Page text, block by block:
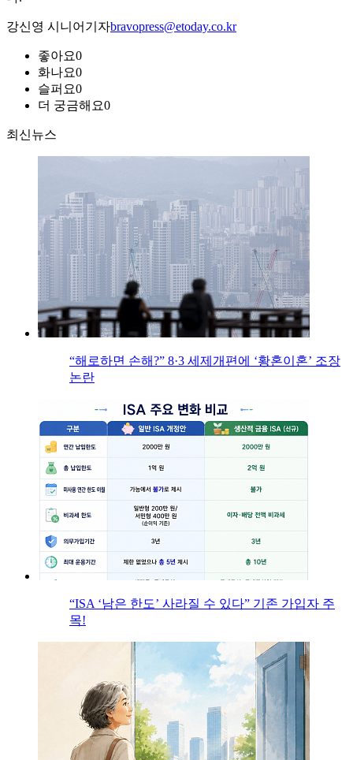
강신영 시니어기자bravopress@etoday.co.kr
좋아요0
화나요0
슬퍼요0
더 궁금해요0
최신뉴스
“해로하면 손해?” 8·3 세제개편에 ‘황혼이혼’ 조장
논란
“ISA ‘남은 한도’ 사라질 수 있다” 기존 가입자 주
목!